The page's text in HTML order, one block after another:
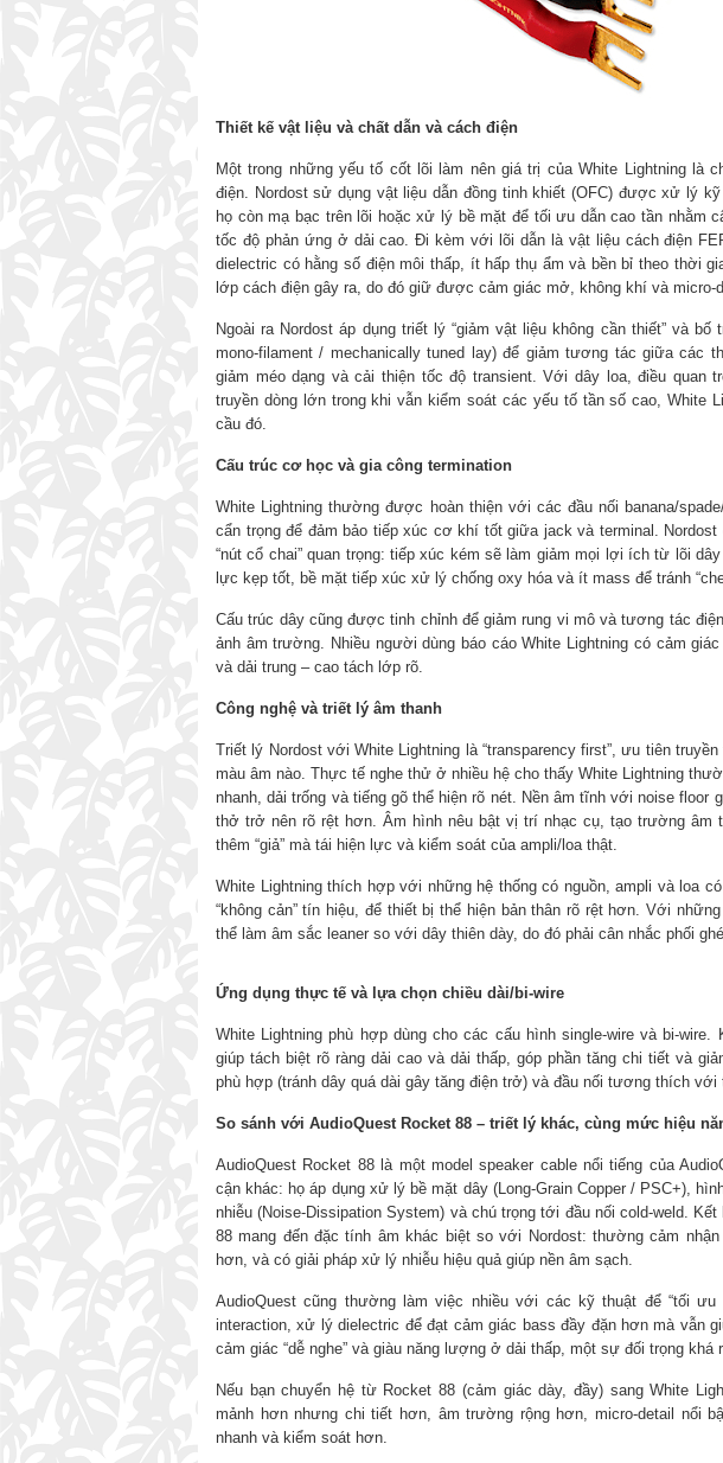
Thiết kế vật liệu và chất dẫn và cách điện
Một trong những yếu tố cốt lõi làm nên giá trị của White Lightning là
điện. Nordost sử dụng vật liệu dẫn đồng tinh khiết (OFC) được xử lý
họ còn mạ bạc trên lõi hoặc xử lý bề mặt để tối ưu dẫn cao tần nhằm
tốc độ phản ứng ở dải cao. Đi kèm với lõi dẫn là vật liệu cách điện
dielectric có hằng số điện môi thấp, ít hấp thụ ẩm và bền bỉ theo thời
lớp cách điện gây ra, do đó giữ được cảm giác mở, không khí và micro-
Ngoài ra Nordost áp dụng triết lý “giảm vật liệu không cần thiết” và
mono-filament / mechanically tuned lay) để giảm tương tác giữa các
giảm méo dạng và cải thiện tốc độ transient. Với dây loa, điều quan
truyền dòng lớn trong khi vẫn kiểm soát các yếu tố tần số cao, White
cầu đó.
Cấu trúc cơ học và gia công termination
White Lightning thường được hoàn thiện với các đầu nối banana/
cẩn trọng để đảm bảo tiếp xúc cơ khí tốt giữa jack và terminal. Nordost
“nút cổ chai” quan trọng: tiếp xúc kém sẽ làm giảm mọi lợi ích từ lõi
lực kẹp tốt, bề mặt tiếp xúc xử lý chống oxy hóa và ít mass để tránh
Cấu trúc dây cũng được tinh chỉnh để giảm rung vi mô và tương tác
ảnh âm trường. Nhiều người dùng báo cáo White Lightning có cảm
và dải trung – cao tách lớp rõ.
Công nghệ và triết lý âm thanh
Triết lý Nordost với White Lightning là “transparency first”, ưu tiên
màu âm nào. Thực tế nghe thử ở nhiều hệ cho thấy White Lightning
nhanh, dải trống và tiếng gõ thể hiện rõ nét. Nền âm tĩnh với noise floor
thở trở nên rõ rệt hơn. Âm hình nêu bật vị trí nhạc cụ, tạo trường âm
thêm “giả” mà tái hiện lực và kiểm soát của ampli/loa thật.
White Lightning thích hợp với những hệ thống có nguồn, ampli và loa
“không cản” tín hiệu, để thiết bị thể hiện bản thân rõ rệt hơn. Với
thể làm âm sắc leaner so với dây thiên dày, do đó phải cân nhắc phối
Ứng dụng thực tế và lựa chọn chiều dài/bi-wire
White Lightning phù hợp dùng cho các cấu hình single-wire và bi-wire.
giúp tách biệt rõ ràng dải cao và dải thấp, góp phần tăng chi tiết và
phù hợp (tránh dây quá dài gây tăng điện trở) và đầu nối tương thích với
So sánh với AudioQuest Rocket 88 – triết lý khác, cùng mức hiệu
AudioQuest Rocket 88 là một model speaker cable nổi tiếng của
cận khác: họ áp dụng xử lý bề mặt dây (Long-Grain Copper / PSC+),
nhiễu (Noise-Dissipation System) và chú trọng tới đầu nối cold-weld.
88 mang đến đặc tính âm khác biệt so với Nordost: thường cảm
hơn, và có giải pháp xử lý nhiễu hiệu quả giúp nền âm sạch.
AudioQuest cũng thường làm việc nhiều với các kỹ thuật để “tối ưu
interaction, xử lý dielectric để đạt cảm giác bass đầy đặn hơn mà vẫn
cảm giác “dễ nghe” và giàu năng lượng ở dải thấp, một sự đối trọng khá
Nếu bạn chuyển hệ từ Rocket 88 (cảm giác dày, đầy) sang White
mảnh hơn nhưng chi tiết hơn, âm trường rộng hơn, micro-detail nổi
nhanh và kiểm soát hơn.